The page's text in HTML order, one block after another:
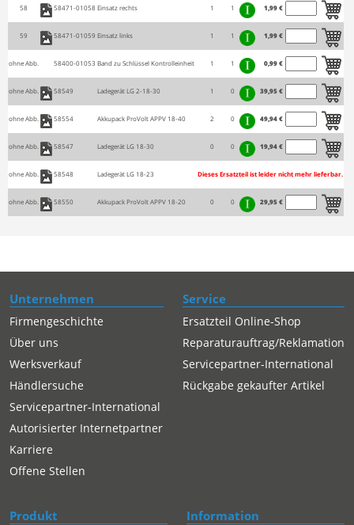
58 58471-01058 Einsatz rechts 1 1 1,99 €
59 58471-01059 Einsatz links 1 1 1,99 €
ohne Abb. 58400-01053 Band zu Schlüssel Kontrolleinheit 1 1 0,99 €
ohne Abb. 58549 Ladegerät LG 2-18-30 1 0 39,95 €
ohne Abb. 58554 Akkupack ProVolt APPV 18-40 2 0 49,94 €
ohne Abb. 58547 Ladegerät LG 18-30 0 0 19,94 €
ohne Abb. 58548 Ladegerät LG 18-23 Dieses Ersatzteil ist leider nicht mehr lieferbar.
ohne Abb. 58550 Akkupack ProVolt APPV 18-20 0 0 29,95 €
Unternehmen
Firmengeschichte
Über uns
Werksverkauf
Händlersuche
Servicepartner-International
Autorisierter Internetpartner
Karriere
Offene Stellen
Service
Ersatzteil Online-Shop
Reparaturauftrag/Reklamation
Servicepartner-International
Rückgabe gekaufter Artikel
Produkt Information